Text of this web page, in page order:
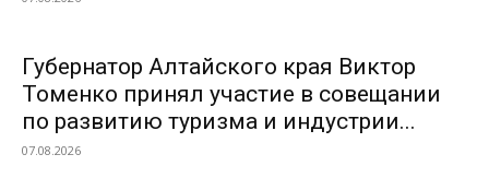
Губернатор Алтайского края Виктор
Томенко принял участие в совещании
по развитию туризма и индустрии...
07.08.2026